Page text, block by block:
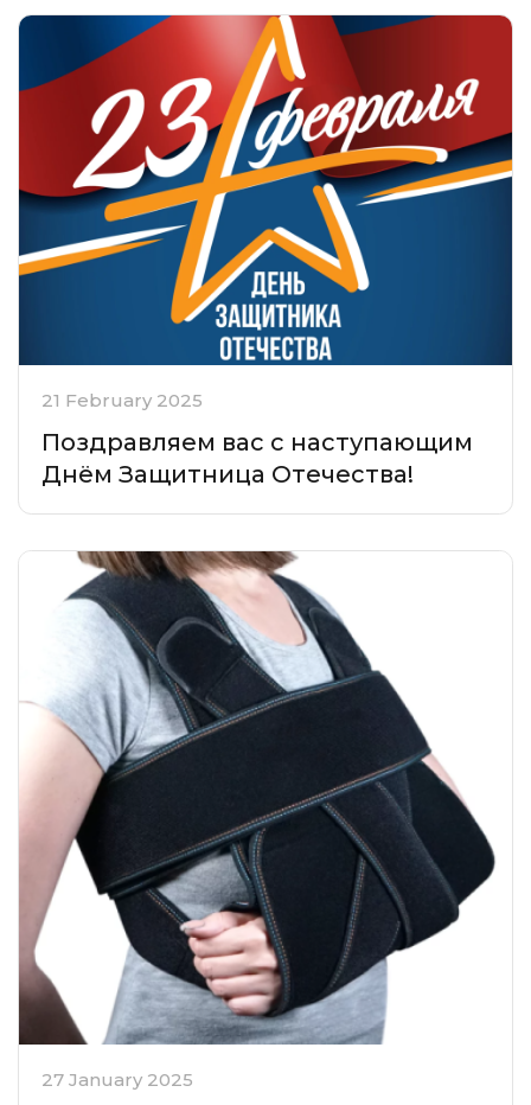
21 February 2025
Поздравляем вас с наступающим
Днём Защитница Отечества!
27 January 2025